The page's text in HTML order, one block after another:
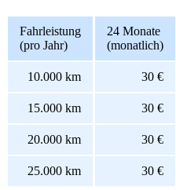
Fahrleistung
(pro Jahr)
24 Monate
(monatlich)
10.000 km 30 €
15.000 km 30 €
20.000 km 30 €
25.000 km 30 €